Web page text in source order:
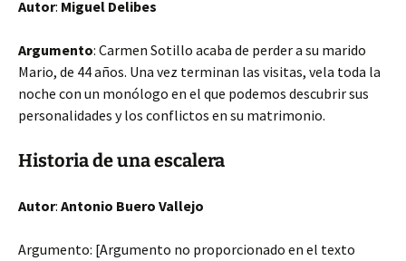
Autor: Miguel Delibes
Argumento: Carmen Sotillo acaba de perder a su marido
Mario, de 44 años. Una vez terminan las visitas, vela toda la
noche con un monólogo en el que podemos descubrir sus
personalidades y los conflictos en su matrimonio.
Historia de una escalera
Autor: Antonio Buero Vallejo
Argumento: [Argumento no proporcionado en el texto